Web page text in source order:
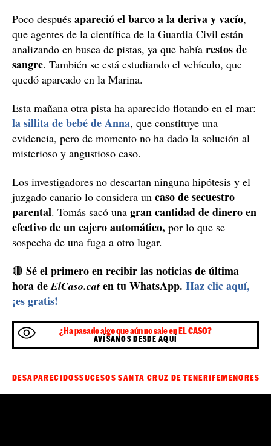
Poco después apareció el barco a la deriva y vacío,
que agentes de la científica de la Guardia Civil están
analizando en busca de pistas, ya que había restos de
sangre. También se está estudiando el vehículo, que
quedó aparcado en la Marina.
Esta mañana otra pista ha aparecido flotando en el mar:
la sillita de bebé de Anna, que constituye una
evidencia, pero de momento no ha dado la solución al
misterioso y angustioso caso.
Los investigadores no descartan ninguna hipótesis y el
juzgado canario lo considera un caso de secuestro
parental. Tomás sacó una gran cantidad de dinero en
efectivo de un cajero automático, por lo que se
sospecha de una fuga a otro lugar.
🔴 Sé el primero en recibir las noticias de última
hora deElCaso.cat en tu WhatsApp. Haz clic aquí,
¡es gratis!
¿Ha pasado algo que aún no sale en EL CASO?
AVÍSANOS DESDE AQUÍ
DESAPARECIDOSSUCESOS SANTA CRUZ DE TENERIFEMENORES